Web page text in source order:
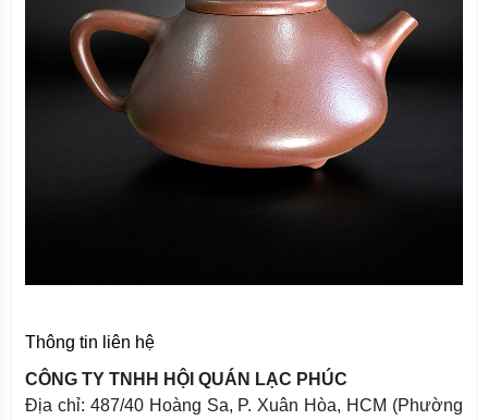
Thông tin liên hệ
CÔNG TY TNHH HỘI QUÁN LẠC PHÚC
Địa chỉ: 487/40 Hoàng Sa, P. Xuân Hòa, HCM (Phường